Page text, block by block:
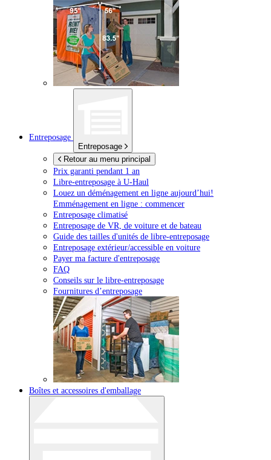
Entreposage
Entreposage
Retour au menu principal
Prix garanti pendant 1 an
Libre-entreposage à U-Haul
Louez un déménagement en ligne aujourd’hui!
Emménagement en ligne : commencer
Entreposage climatisé
Entreposage de VR, de voiture et de bateau
Guide des tailles d'unités de libre-entreposage
Entreposage extérieur/accessible en voiture
Payer ma facture d'entreposage
FAQ
Conseils sur le libre-entreposage
Fournitures d’entreposage
Boîtes et accessoires d'emballage